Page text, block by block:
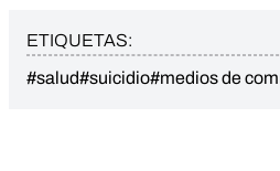
ETIQUETAS:
#salud#suicidio#medios de